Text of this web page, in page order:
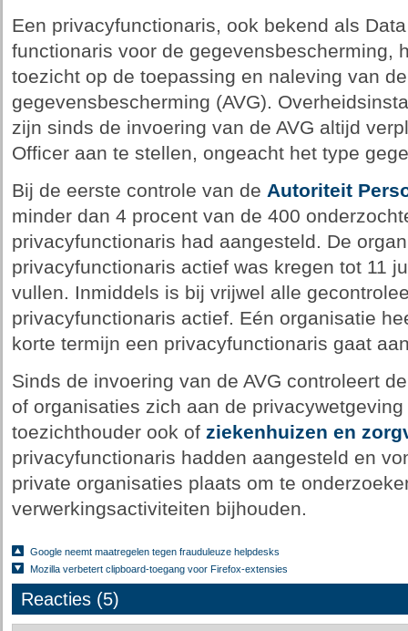
Een privacyfunctionaris, ook bekend als
functionaris voor de gegevensbescherming,
toezicht op de toepassing en naleving van
gegevensbescherming (AVG).
zijn sinds de invoering van de AVG altijd
Officer aan te stellen, ongeacht het type
Bij de eerste controle van de Autoriteit
minder dan 4 procent van de 400
privacyfunctionaris had aangesteld. De
privacyfunctionaris actief was kregen tot 11
vullen. Inmiddels is bij vrijwel alle
privacyfunctionaris actief. Eén organisatie
korte termijn een privacyfunctionaris gaat
Sinds de invoering van de AVG controleert
of organisaties zich aan de
toezichthouder ook of ziekenhuizen en
privacyfunctionaris hadden aangesteld en
private organisaties plaats om te
verwerkingsactiviteiten bijhouden.
Google neemt maatregelen tegen frauduleuze helpdesks
Mozilla verbetert clipboard-toegang voor Firefox-extensies
Reacties (5)